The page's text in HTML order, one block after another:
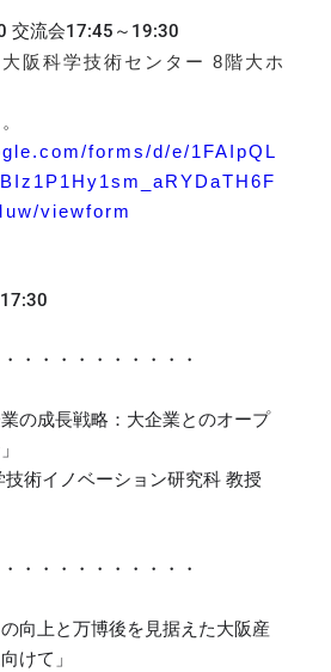
交流会17:45～19:30
阪科学技術センター 8階大ホ
forms/d/e/1FAIpQL
viewform
・・・・・・・・・・
業の成長戦略：大企業とのオープ
技術イノベーション研究科 教授
・・・・・・・・・・
の向上と万博後を見据えた大阪産
けて」